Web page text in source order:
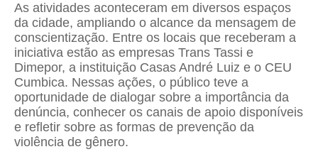
As atividades aconteceram em diversos espaços
da cidade, ampliando o alcance da mensagem de
conscientização. Entre os locais que receberam a
iniciativa estão as empresas Trans Tassi e
Dimepor, a instituição Casas André Luiz e o CEU
Cumbica. Nessas ações, o público teve a
oportunidade de dialogar sobre a importância da
denúncia, conhecer os canais de apoio disponíveis
e refletir sobre as formas de prevenção da
violência de gênero.